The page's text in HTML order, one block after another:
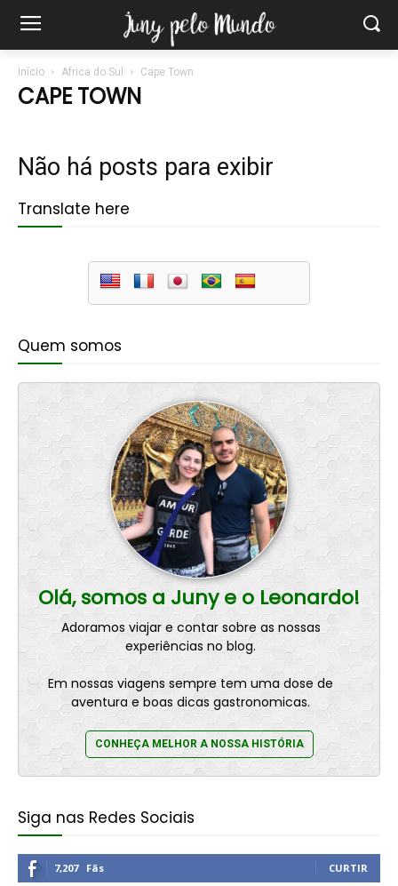
Início Africa do Sul Cape Town
CAPE TOWN
Não há posts para exibir
Translate here
Quem somos
Olá, somos a Juny e o Leonardo!
Adoramos viajar e contar sobre as nossas
experiências no blog.
Em nossas viagens sempre tem uma dose de
aventura e boas dicas gastronomicas.
CONHEÇA MELHOR A NOSSA HISTÓRIA
Siga nas Redes Sociais
7,207 Fãs CURTIR